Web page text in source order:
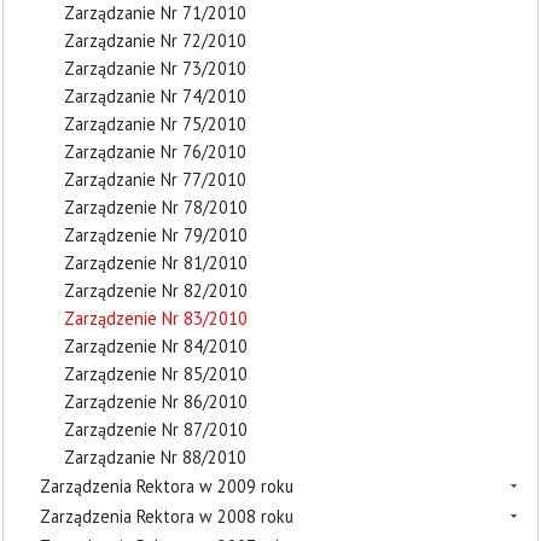
Zarządzanie Nr 71/2010
Zarządzanie Nr 72/2010
Zarządzanie Nr 73/2010
Zarządzanie Nr 74/2010
Zarządzanie Nr 75/2010
Zarządzanie Nr 76/2010
Zarządzanie Nr 77/2010
Zarządzenie Nr 78/2010
Zarządzenie Nr 79/2010
Zarządzenie Nr 81/2010
Zarządzenie Nr 82/2010
Zarządzenie Nr 83/2010
Zarządzenie Nr 84/2010
Zarządzenie Nr 85/2010
Zarządzenie Nr 86/2010
Zarządzenie Nr 87/2010
Zarządzanie Nr 88/2010
Zarządzenia Rektora w 2009 roku
Zarządzenia Rektora w 2008 roku